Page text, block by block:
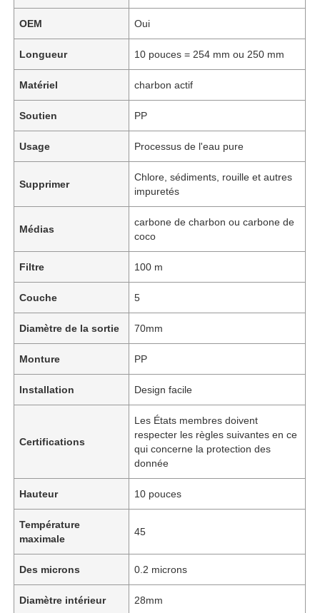
Aperçu
Produits
OEM Oui
Longueur 10 pouces = 254 mm ou 250 mm
Matériel charbon actif
Soutien PP
Usage Processus de l'eau pure
Supprimer
Chlore, sédiments, rouille et autres
impuretés
Médias
carbone de charbon ou carbone de
coco
Filtre 100 m
Couche 5
Diamètre de la sortie 70mm
Monture PP
Installation Design facile
Certifications
Les États membres doivent
respecter les règles suivantes en ce
qui concerne la protection des
donnée
Hauteur 10 pouces
Température
maximale
45
Des microns 0.2 microns
Diamètre intérieur 28mm